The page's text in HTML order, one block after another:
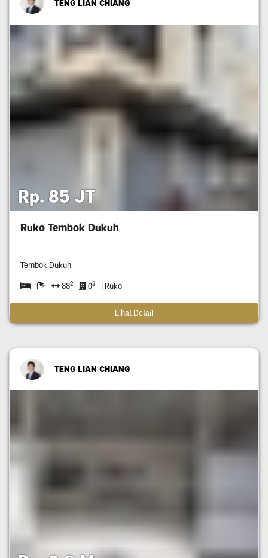
TENG LIAN CHIANG
Rp. 85 JT
Ruko Tembok Dukuh
Tembok Dukuh
882 02 | Ruko
Lihat Detail
TENG LIAN CHIANG